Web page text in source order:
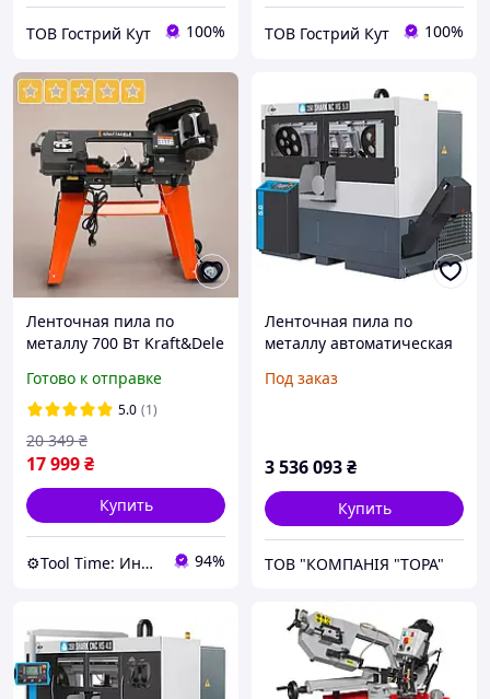
ТОВ Гострий Кут 100% ТОВ Гострий Кут 100%
Ленточная пила по
металлу 700 Вт Kraft&Dele
станок по металлу
Готово к отправке
5.0 (1)
17 999₴
20 349 ₴
Купить
⚙️Tool Time: Инструменты для любых задач! 94%
Ленточная пила по
металлу автоматическая
Под заказ
3 536 093₴
Купить
ТОВ "КОМПАНІЯ "ТОРА"